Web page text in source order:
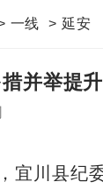
一线 > 延安
并举提
宜川县纪